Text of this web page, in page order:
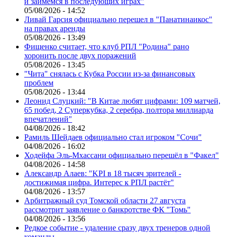
05/08/2026 - 14:52
Ливай Гарсия официально перешел в "Панатинаикос"
на правах аренды
05/08/2026 - 13:49
Фищенко считает, что клуб РПЛ "Родина" рано
хоронить после двух поражений
05/08/2026 - 13:45
"Чита" снялась с Кубка России из-за финансовых
проблем
05/08/2026 - 13:44
Леонид Слуцкий: "В Китае любят цифрами: 109 матчей,
65 побед, 2 Суперкубка, 2 серебра, полтора миллиарда
впечатлений"
04/08/2026 - 18:42
Рамиль Шейдаев официально стал игроком "Сочи"
04/08/2026 - 16:02
Ходейфа Эль-Мхассани официально перешёл в "Факел"
04/08/2026 - 14:58
Александр Алаев: "KPI в 18 тысяч зрителей -
достижимая цифра. Интерес к РПЛ растёт"
04/08/2026 - 13:57
Арбитражный суд Томской области 27 августа
рассмотрит заявление о банкротстве ФК "Томь"
04/08/2026 - 13:56
Редкое событие - удаление сразу двух тренеров одной